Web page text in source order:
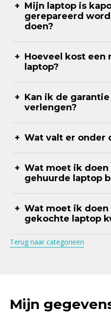
Mijn laptop is
gerepareerd
doen?
Hoeveel kost een
laptop?
Kan ik de
verlengen?
Wat valt er onder
Wat moet ik doen
gehuurde laptop
Wat moet ik doen
gekochte laptop
Terug naar categorieën
Mijn